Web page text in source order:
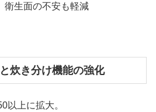
衛生面の不安も軽減
炊き分け機能の強化
以上に拡大。